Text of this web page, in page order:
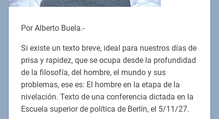
Por Alberto Buela.-
Si existe un texto breve, ideal para nuestros días de
prisa y rapidez, que se ocupa desde la profundidad
de la filosofía, del hombre, el mundo y sus
problemas, ese es: El hombre en la etapa de la
nivelación. Texto de una conferencia dictada en la
Escuela superior de política de Berlín, el 5/11/27.